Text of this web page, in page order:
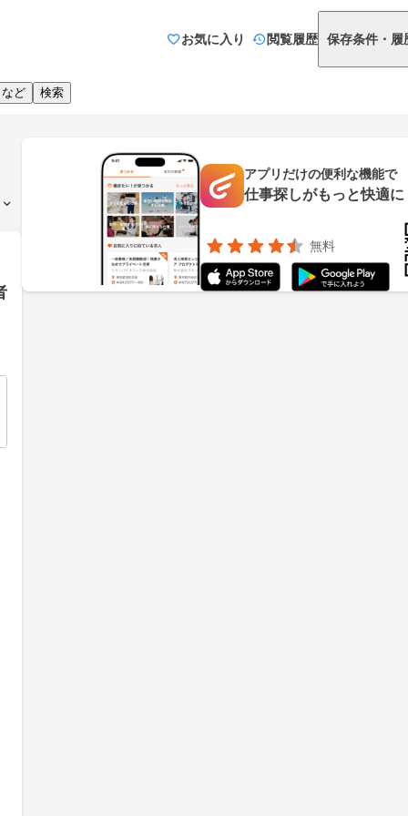
お気に入り 閲覧履歴 保存条件・履
ど 検索
アプリだけの便利な機能で
仕事探しがもっと快適に
無料